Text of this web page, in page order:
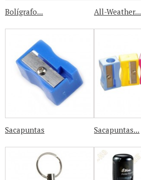
Bolígrafo... All-Weather...
Sacapuntas Sacapuntas...